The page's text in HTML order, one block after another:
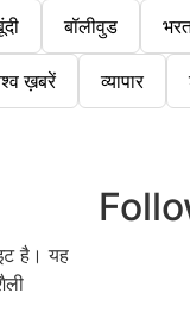
बॉलीवुड
ख़बरें व्यापार
है। यह